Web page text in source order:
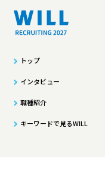
プライバシーポ
トップ
インタビュー
職種紹介
キーワードで見るWILL